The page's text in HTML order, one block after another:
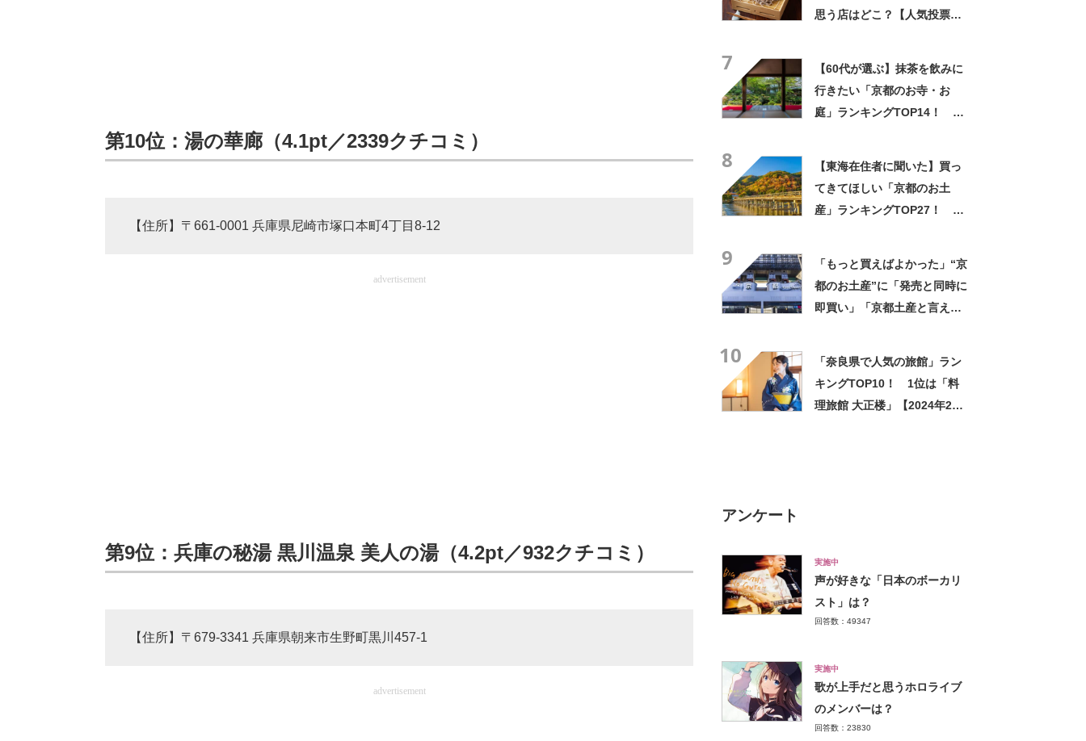
第10位：湯の華廊（4.1pt／2339クチコミ）
【住所】〒661-0001 兵庫県尼崎市塚口本町4丁目8-12
advertisement
第9位：兵庫の秘湯 黒川温泉 美人の湯（4.2pt／932クチコミ）
【住所】〒679-3341 兵庫県朝来市生野町黒川457-1
advertisement
思う店はどこ？【人気投票実
7
【60代が選ぶ】抹茶を飲みに
行きたい「京都のお寺・お
庭」ランキングTOP14！ 第
8
【東海在住者に聞いた】買っ
てきてほしい「京都のお土
産」ランキングTOP27！ 第
9
「もっと買えばよかった」“京
都のお土産”に「発売と同時に
即買い」「京都土産と言え
10
「奈良県で人気の旅館」ラン
キングTOP10！ 1位は「料
理旅館 大正楼」【2024年2月
アンケート
実施中
声が好きな「日本のボーカリ
スト」は？
回答数：49347
実施中
歌が上手だと思うホロライブ
のメンバーは？
回答数：23830